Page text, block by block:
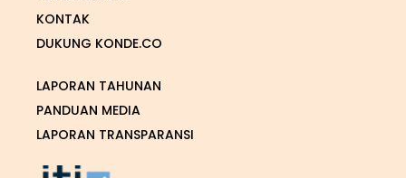
KONTAK
DUKUNG KONDE.CO
LAPORAN TAHUNAN
PANDUAN MEDIA
LAPORAN TRANSPARANSI